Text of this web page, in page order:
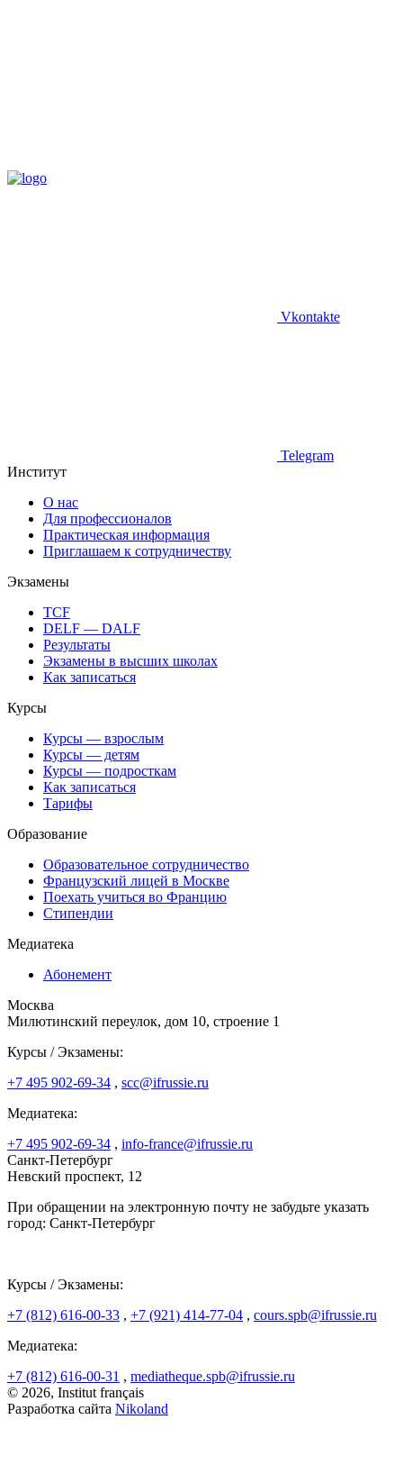
Vkontakte
Telegram
Институт
О нас
Для профессионалов
Практическая информация
Приглашаем к сотрудничеству
Экзамены
TCF
DELF — DALF
Результаты
Экзамены в высших школах
Как записаться
Курсы
Курсы — взрослым
Курсы — детям
Курсы — подросткам
Как записаться
Тарифы
Образование
Образовательное сотрудничество
Французский лицей в Москве
Поехать учиться во Францию
Стипендии
Медиатека
Абонемент
Москва
Милютинский переулок, дом 10, строение 1
Курсы / Экзамены:
+7 495 902-69-34 , scc@ifrussie.ru
Медиатека:
+7 495 902-69-34 , info-france@ifrussie.ru
Санкт-Петербург
Невский проспект, 12
При обращении на электронную почту не забудьте указать
город: Санкт-Петербург
Курсы / Экзамены:
+7 (812) 616-00-33 , +7 (921) 414-77-04 , cours.spb@ifrussie.ru
Медиатека:
+7 (812) 616-00-31 , mediatheque.spb@ifrussie.ru
© 2026, Institut français
Разработка сайта Nikoland